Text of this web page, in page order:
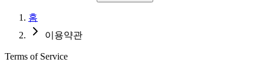
홈
이용약관
Terms of Service